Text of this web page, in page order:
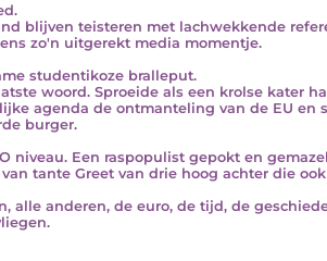
blijven teisteren met lachwekkende
zo'n uitgerekt media momentje.
studentikoze bralleput.
woord. Sproeide als een krolse kater
agenda de ontmanteling van de EU en
burger.
niveau. Een raspopulist gepokt en
tante Greet van drie hoog achter die
alle anderen, de euro, de tijd, de